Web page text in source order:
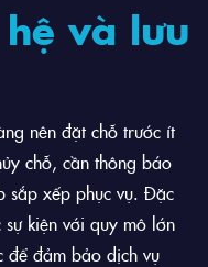
và lưu
nên đặt chỗ trước ít
chỗ, cần thông báo
sắp xếp phục vụ. Đặc
kiện với quy mô lớn
để đảm bảo dịch vụ